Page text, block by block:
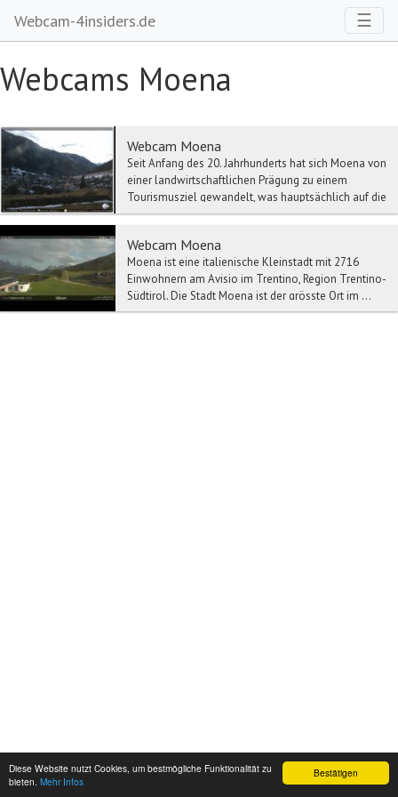
Bestätigen
Diese Website nutzt Cookies, um bestmögliche Funktionalität zu
bieten. Mehr Infos
Webcam-4insiders.de ☰
Webcams Moena
Webcam Moena
Seit Anfang des 20. Jahrhunderts hat sich Moena von
einer landwirtschaftlichen Prägung zu einem
Tourismusziel gewandelt, was hauptsächlich auf die
...
Webcam Moena
Moena ist eine italienische Kleinstadt mit 2716
Einwohnern am Avisio im Trentino, Region Trentino-
Südtirol. Die Stadt Moena ist der grösste Ort im ...